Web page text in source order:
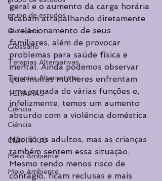
grupo de estudos
Glossário
Glossário
Terapias Alternativas
Terapias Alternativas
TERAPIAS
Ciência
Ciência
CIENTÍFICO
Meio Ambiente
Meio Ambiente
geral e o aumento da carga horária
acabam atrapalhando diretamente
o relacionamento de seus
familiares, além de provocar
problemas para saúde física e
mental. Ainda podemos observar
que muitas mulheres enfrentam
uma jornada de várias funções e,
infelizmente, temos um aumento
absurdo com a violência doméstica.
Não só os adultos, mas as crianças
também sentem essa situação.
Mesmo tendo menos risco de
contágio, ficam reclusas e mais